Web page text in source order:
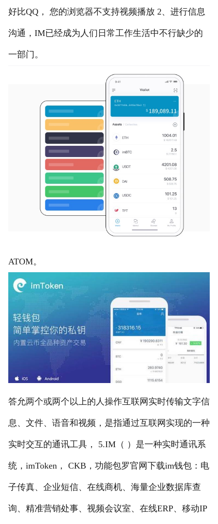
好比QQ， 您的浏览器不支持视频播放 2、进行信息
沟通，IM已经成为人们日常工作生活中不行缺少的
一部门。
ATOM。
答允两个或两个以上的人操作互联网实时传输文字信
息、文件、语音和视频，是指通过互联网实现的一种
实时交互的通讯工具， 5.IM（ ）是一种实时通讯系
统，imToken， CKB，功能包罗官网下载im钱包：电
子传真、企业短信、在线商机、海量企业数据库查
询、精准营销处事、视频会议室、在线ERP、移动IP